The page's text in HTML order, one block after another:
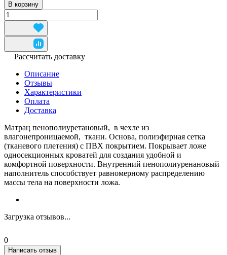
В корзину
Рассчитать доставку
Описание
Отзывы
Характеристики
Оплата
Доставка
Матрац пенополиуретановый, в чехле из
влагонепроницаемой, ткани. Основа, полиэфирная сетка
(тканевого плетения) с ПВХ покрытием. Покрывает ложе
односекционных кроватей для создания удобной и
комфортной поверхности. Внутренний пенополиуренановый
наполнитель способствует равномерному распределению
массы тела на поверхности ложа.
Загрузка отзывов...
0
Написать отзыв